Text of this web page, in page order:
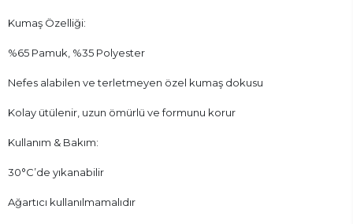
Kumaş Özelliği:
%65 Pamuk, %35 Polyester
Nefes alabilen ve terletmeyen özel kumaş dokusu
Kolay ütülenir, uzun ömürlü ve formunu korur
Kullanım & Bakım:
30°C’de yıkanabilir
Ağartıcı kullanılmamalıdır